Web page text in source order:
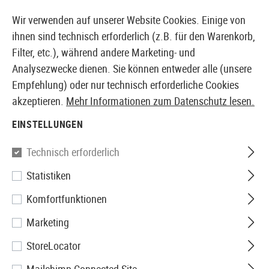
EUROPÄISCHER AIRSOFT SHOP & GROßHÄNDLER
DATENSCHUTZERKLÄRUNG
Diese Website wird betrieben von der TMH Trading
GmbH, Ennser Strasse 39, 4407 Steyr-Gleink,
Österreich, in der Folge „wir“, „uns“ und „TMH“. In
Wir verwenden auf unserer Website Cookies. Einige von
ihnen sind technisch erforderlich (z.B. für den Warenkorb,
Filter, etc.), während andere Marketing- und
Analysezwecke dienen. Sie können entweder alle (unsere
Empfehlung) oder nur technisch erforderliche Cookies
akzeptieren. Mehr Informationen zum Datenschutz lesen.
EINSTELLUNGEN
Technisch erforderlich
Statistiken
Komfortfunktionen
Marketing
StoreLocator